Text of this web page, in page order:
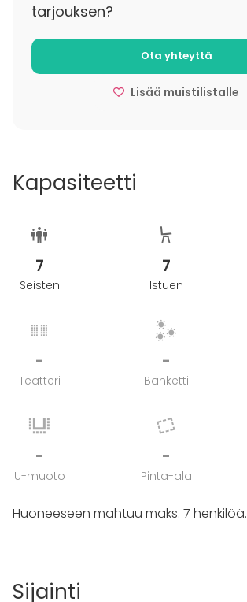
tarjouksen?
Ota yhteyttä
Lisää muistilistalle
Kapasiteetti
7
Seisten
7
Istuen
-
Teatteri
-
Banketti
-
U-muoto
-
Pinta-ala
Huoneeseen mahtuu maks. 7 henkilöä.
Sijainti